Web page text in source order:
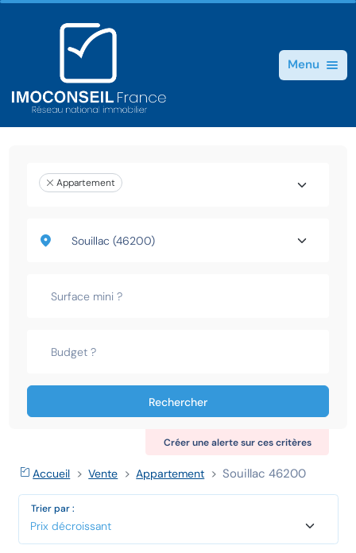
Menu
Appartement
Rechercher
Créer une alerte sur ces critères
Accueil Vente Appartement Souillac 46200
Trier par :